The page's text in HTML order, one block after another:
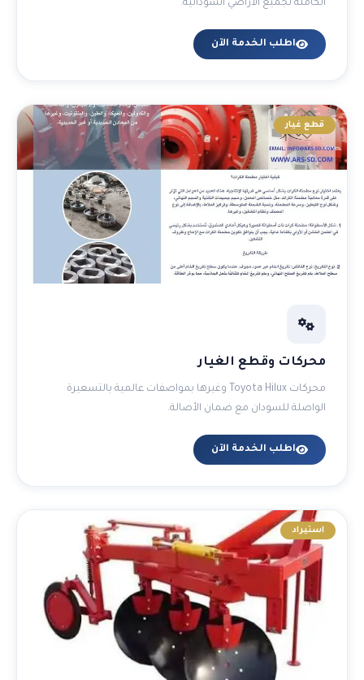
الكاملة لجميع الأراضي السودانية.
اطلب الخدمة الآن
قطع غيار
محركات وقطع الغيار
محركات Toyota Hilux وغيرها بمواصفات عالمية بالتسعيرة
الواصلة للسودان مع ضمان الأصالة.
اطلب الخدمة الآن
استيراد